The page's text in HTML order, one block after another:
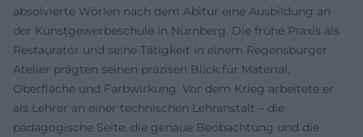
absolvierte Wörlen nach dem Abitur eine Ausbildung an
der Kunstgewerbeschule in Nürnberg. Die frühe Praxis als
Restaurator und seine Tätigkeit in einem Regensburger
Atelier prägten seinen präzisen Blick für Material,
Oberfläche und Farbwirkung. Vor dem Krieg arbeitete er
als Lehrer an einer technischen Lehranstalt – die
pädagogische Seite, die genaue Beobachtung und die